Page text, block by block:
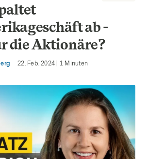
ab -
die Aktionäre?
22. Feb. 2024 1 Minuten